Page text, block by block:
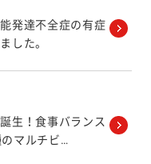
発達不全症の有症
した。
生！食事バランス
マルチビ…